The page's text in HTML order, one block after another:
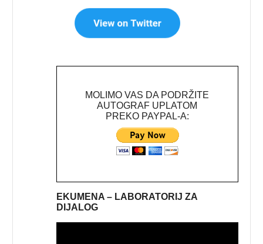
MOLIMO VAS DA PODRŽITE
AUTOGRAF UPLATOM
PREKO PAYPAL-A:
EKUMENA – LABORATORIJ ZA
DIJALOG